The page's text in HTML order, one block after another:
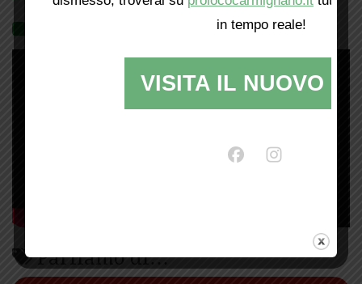
Parliamo di…
in tempo reale!
VISITA IL NUOVO